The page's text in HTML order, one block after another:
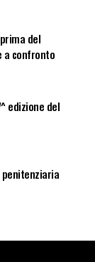
del
a confronto
edizione del